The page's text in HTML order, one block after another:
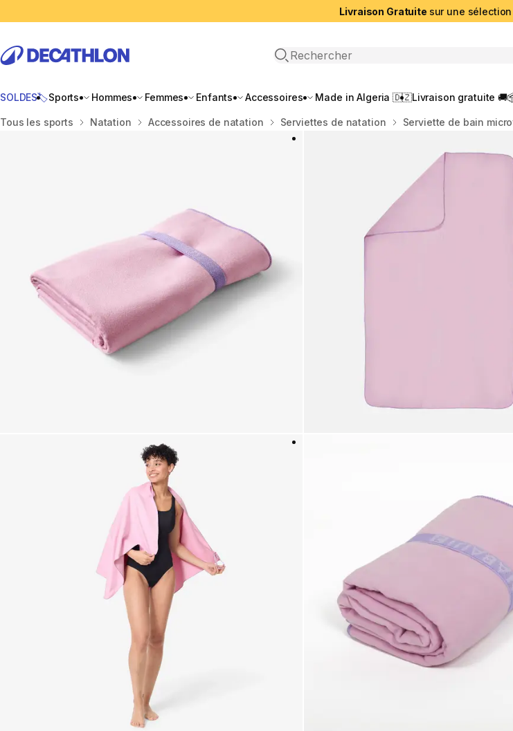
Livraison Gratuite sur une
Recherche ouverte
SOLDES🏷️Sports Hommes Femmes Enfants Accessoires Made in Algeria 🇩🇿Livraison gratuite
Accueil
Tous les sports Natation Accessoires de natation Serviettes de natation Serviette de bain